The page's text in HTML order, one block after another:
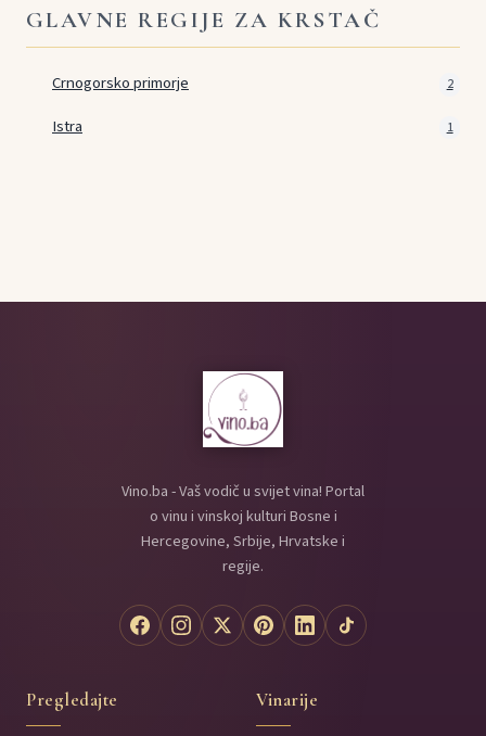
GLAVNE REGIJE ZA KRSTAČ
Crnogorsko primorje 2
Istra 1
Vino.ba - Vaš vodič u svijet vina! Portal
o vinu i vinskoj kulturi Bosne i
Hercegovine, Srbije, Hrvatske i
regije.
Pregledajte Vinarije